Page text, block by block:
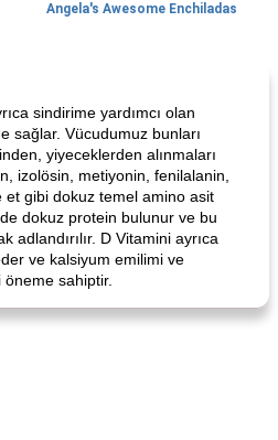
Angela's Awesome Enchiladas
Pop's Roast Turkey Sandwich
sindirime yardımcı olan
sağlar. Vücudumuz bunları
yiyeceklerden alınmaları
izolösin, metiyonin, fenilalanin,
gibi dokuz temel amino asit
dokuz protein bulunur ve bu
adlandırılır. D Vitamini ayrıca
ve kalsiyum emilimi ve
öneme sahiptir.